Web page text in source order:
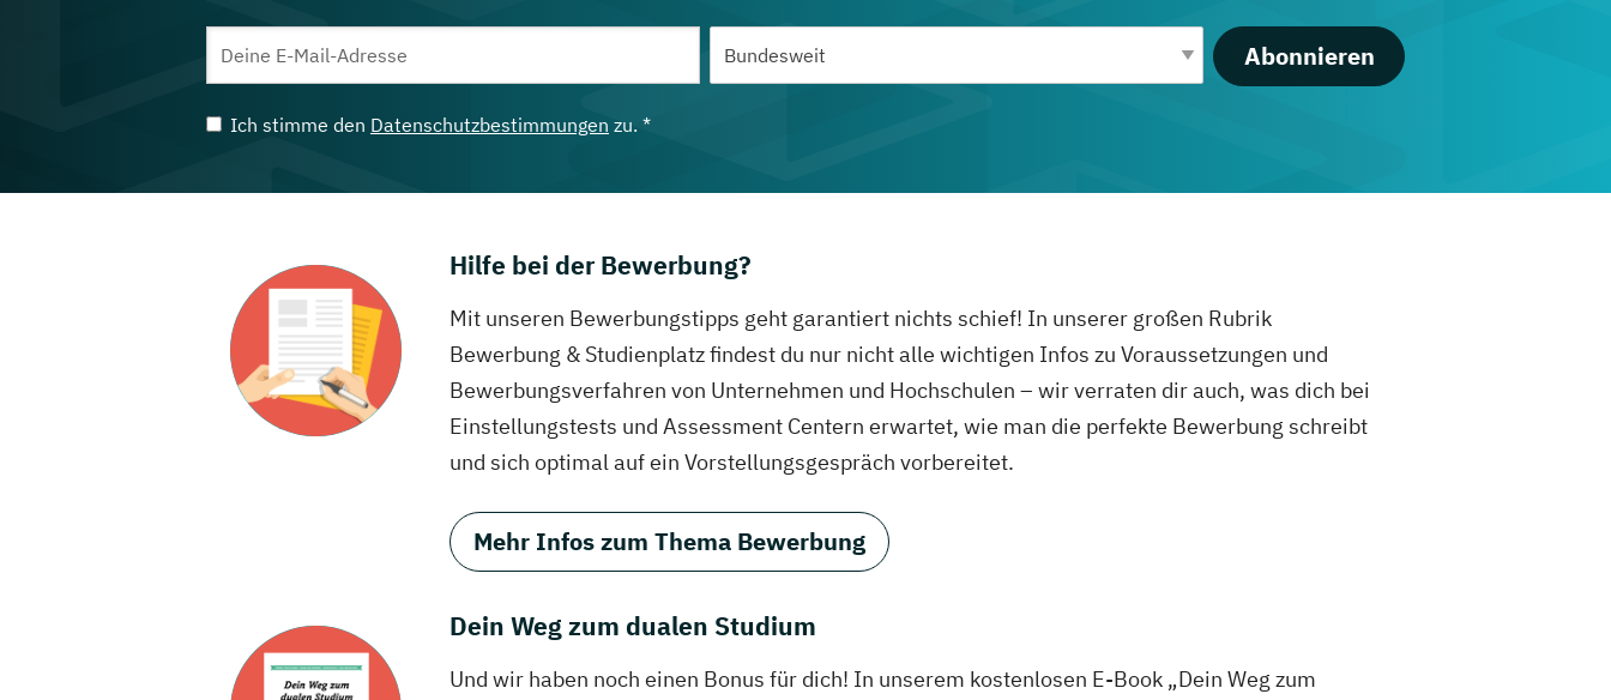
Abonnieren
Ich stimme den Datenschutzbestimmungen zu. *
Hilfe bei der Bewerbung?
Mit unseren Bewerbungstipps geht garantiert nichts schief! In unserer großen Rubrik
Bewerbung & Studienplatz findest du nur nicht alle wichtigen Infos zu Voraussetzungen und
Bewerbungsverfahren von Unternehmen und Hochschulen – wir verraten dir auch, was dich bei
Einstellungstests und Assessment Centern erwartet, wie man die perfekte Bewerbung schreibt
und sich optimal auf ein Vorstellungsgespräch vorbereitet.
Mehr Infos zum Thema Bewerbung
Dein Weg zum dualen Studium
Und wir haben noch einen Bonus für dich! In unserem kostenlosen E-Book „Dein Weg zum